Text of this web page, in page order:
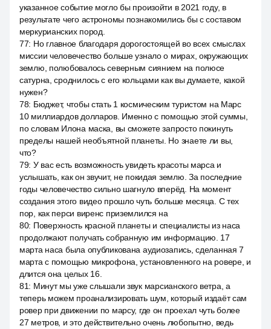
указанное событие могло бы произойти в 2021 году, в
результате чего астрономы познакомились бы с составом
меркурианских пород.
77: Но главное благодаря дорогостоящей во всех смыслах
миссии человечество больше узнало о мирах, окружающих
землю, полюбовалось северным сиянием на полюсе
сатурна, сроднилось с его кольцами как вы думаете, какой
нужен?
78: Бюджет, чтобы стать 1 космическим туристом на Марс
10 миллиардов долларов. Именно с помощью этой суммы,
по словам Илона маска, вы сможете запросто покинуть
пределы нашей необъятной планеты. Но знаете ли вы,
что?
79: У вас есть возможность увидеть красоты марса и
услышать, как он звучит, не покидая землю. За последние
годы человечество сильно шагнуло вперёд. На момент
создания этого видео прошло чуть больше месяца. С тех
пор, как перси виренс приземлился на
80: Поверхность красной планеты и специалисты из наса
продолжают получать собранную им информацию. 17
марта наса была опубликована аудиозапись, сделанная 7
марта с помощью микрофона, установленного на ровере, и
длится она целых 16.
81: Минут мы уже слышали звук марсианского ветра, а
теперь можем проанализировать шум, который издаёт сам
ровер при движении по марсу, где он проехал чуть более
27 метров, и это действительно очень любопытно, ведь